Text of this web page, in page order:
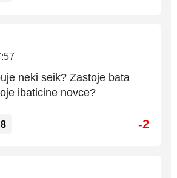
neki seik? Zastoje bata
ibaticine novce?
8 -2